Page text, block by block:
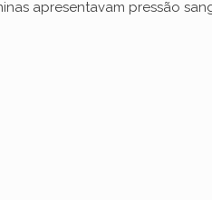
apresentavam pressão